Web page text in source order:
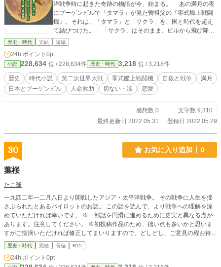
洋戦争時に起きた奇跡の物語が今、始まる。 あの満月の夜
にブーゲンビルで「タマラ」が見た曽祖父の『零式艦上戦闘
機』。それは、「タマラ」と「サクラ」を、国と時代を超え
て結びつけた。 「サクラ」はそのまま、ビルから飛び降り
て、曽祖父の元へ旅立つのか？ 「自殺と戦争」、「日本と
種、国籍、歴史、時代が遠く離れた点と点が繋がる時、 一つ
の命が救われる…。あなたの手で…。 国と時代を超えた、
切なくも希望に満ちた歴史ファンタジー。 あの曽祖父の操
縦する『零戦（ゼロ戦）』が、ひ孫「サクラ」の人生を救
う……。
歴史・時代 完結 短編
24h.ポイント 0pt
小説 228,634 位 / 228,634件 歴史・時代 3,218 位 / 3,218件
歴史 時代小説 第二次世界大戦 零式艦上戦闘機 自殺と戦争
満月
日本とブーゲンビル
人命救助 切ない・涙 恋愛
感想数 0
文字数 9,310
最終更新日 2022.05.31
登録日 2022.05.29
30 お気に入り追加 0
葉桜
たこ爺
一九四二年一二月八日より開戦したアジア・太平洋戦争。 その戦争に人生を揺
さぶられたとあるパイロットのお話。 この話を読んで、より戦争への理解を深
めていただければ幸いです。 ※一部話を円滑に進めるために史実と異なる点が
あります。注意してください。 ※初投稿作品のため、拙い点も多いかと思いま
すがご指摘いただければ修正してまいりますので、どしどし、ご意見の程お待ち
しております。 ※なろう、カクヨム、ノベルアップ+でも投稿中
歴史・時代 完結 長編 R15
24h.ポイント 0pt